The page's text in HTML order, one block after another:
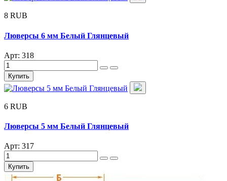
8 RUB
Люверсы 6 мм Белый Глянцевый
Арт: 318
Купить
6 RUB
Люверсы 5 мм Белый Глянцевый
Арт: 317
Купить